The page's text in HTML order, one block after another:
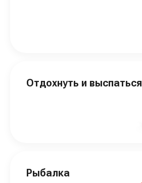
Отдохнуть и выспаться
Рыбалка